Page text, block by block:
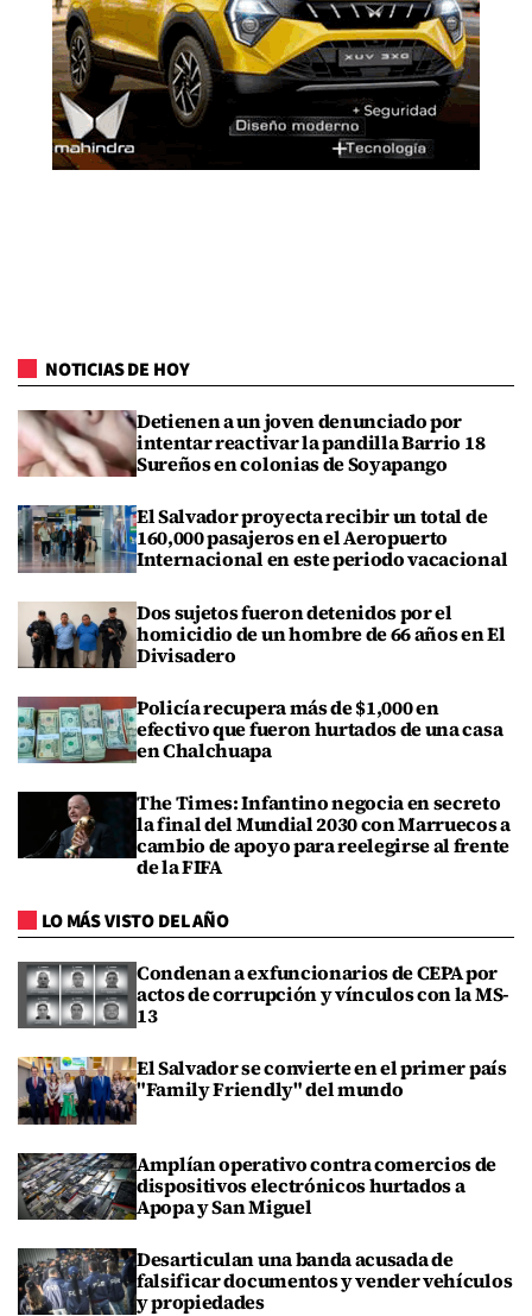
NOTICIAS DE HOY
Detienen a un joven denunciado por
intentar reactivar la pandilla Barrio 18
Sureños en colonias de Soyapango
El Salvador proyecta recibir un total de
160,000 pasajeros en el Aeropuerto
Internacional en este periodo vacacional
Dos sujetos fueron detenidos por el
homicidio de un hombre de 66 años en El
Divisadero
Policía recupera más de $1,000 en
efectivo que fueron hurtados de una casa
en Chalchuapa
The Times: Infantino negocia en secreto
la final del Mundial 2030 con Marruecos a
cambio de apoyo para reelegirse al frente
de la FIFA
LO MÁS VISTO DEL AÑO
Condenan a exfuncionarios de CEPA por
actos de corrupción y vínculos con la MS-
13
El Salvador se convierte en el primer país
"Family Friendly" del mundo
Amplían operativo contra comercios de
dispositivos electrónicos hurtados a
Apopa y San Miguel
Desarticulan una banda acusada de
falsificar documentos y vender vehículos
y propiedades